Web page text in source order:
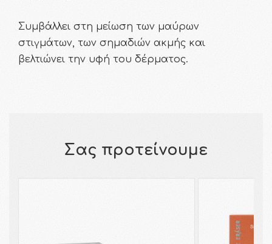
Συμβάλλει στη μείωση των μαύρων
στιγμάτων, των σημαδιών ακμής και
βελτιώνει την υφή του δέρματος.
Σας προτείνουμε